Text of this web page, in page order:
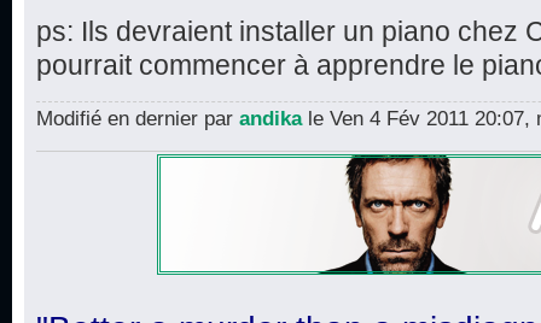
ps: Ils devraient installer un piano chez
pourrait commencer à apprendre le
Modifié en dernier par andikale Ven 4 Fév 2011 20:07,